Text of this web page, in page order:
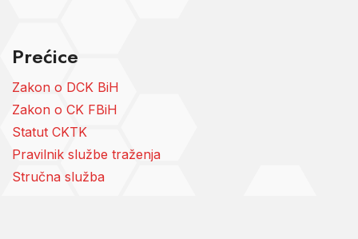
Prećice
Zakon o DCK BiH
Zakon o CK FBiH
Statut CKTK
Pravilnik službe traženja
Stručna služba